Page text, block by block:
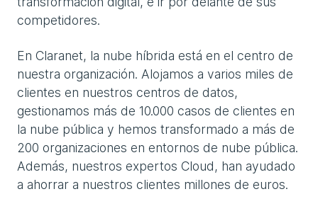
competidores.
En Claranet, la nube híbrida está en el centro de
nuestra organización. Alojamos a varios miles de
clientes en nuestros centros de datos,
gestionamos más de 10.000 casos de clientes en
la nube pública y hemos transformado a más de
200 organizaciones en entornos de nube pública.
Además, nuestros expertos Cloud, han ayudado
a ahorrar a nuestros clientes millones de euros.